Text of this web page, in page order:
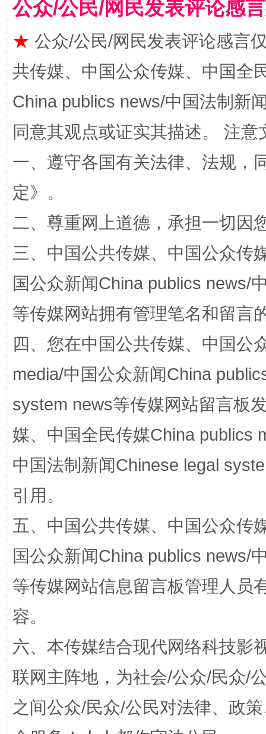
解纷+调解+退费，一次搞定
站台名比不上好声名
漫山遍野的桃花与雪山、麦地、白藏房 除
招工难、用工荒背后
公众/公民/网民发表评论感
★ 公众/公民/网民发表评论感言
共传媒、中国公众传媒、中国全
China publics news/中国法制新
同意其观点或证实其描述。 注
一、遵守各国有关法律、法规，
定》。
二、尊重网上道德，承担一切因
三、中国公共传媒、中国公众传
国公众新闻China publics news/
等传媒网站拥有管理笔名和留言
四、您在中国公共传媒、中国公
media/中国公众新闻China
system news等传媒网站留言板
媒、中国全民传媒China publics
中国法制新闻Chinese legal
引用。
五、中国公共传媒、中国公众传
国公众新闻China publics news/
等传媒网站信息留言板管理人员
容。
六、本传媒结合现代网络科技影
联网主阵地，为社会/公众/民众/
之间公众/民众/公民对法律、政